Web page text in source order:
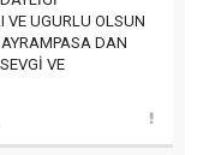
VE UGURLU OLSUN
DAN
VE